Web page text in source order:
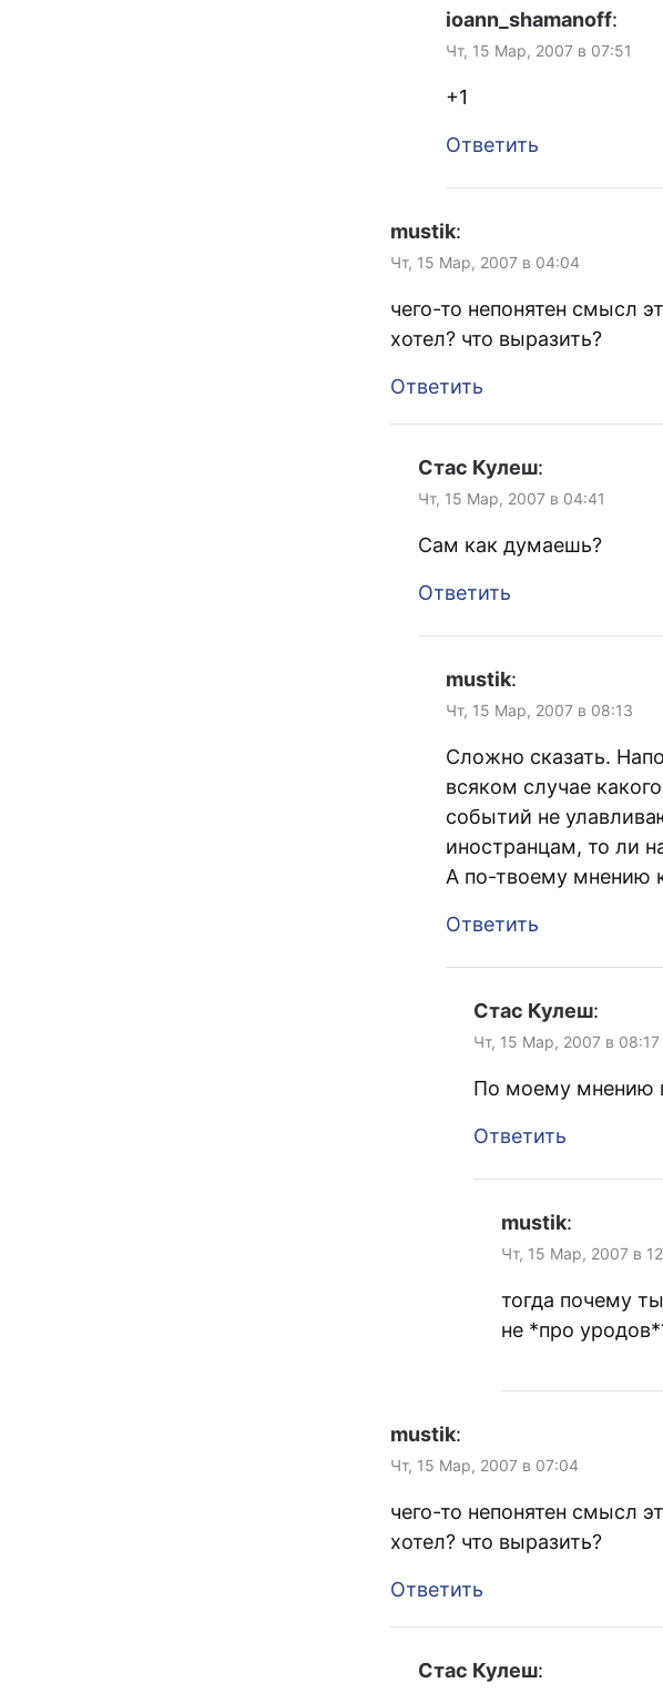
ioann_shamanoff:
Чт, 15 Мар, 2007 в 07:51
+1
Ответить
mustik:
Чт, 15 Мар, 2007 в 04:04
чего-то непонятен смысл
хотел? что выразить?
Ответить
Стас Кулеш:
Чт, 15 Мар, 2007 в 04:41
Сам как думаешь?
Ответить
mustik:
Чт, 15 Мар, 2007 в 08:13
Сложно сказать.
всяком случае
событий не
иностранцам, то ли
А по-твоему мнению
Ответить
Стас Кулеш:
Чт, 15 Мар, 2007 в 08:17
По моему мнению
Ответить
mustik:
Чт, 15 Мар, 2007 в
тогда почему
не *про
mustik:
Чт, 15 Мар, 2007 в 07:04
чего-то непонятен смысл
хотел? что выразить?
Ответить
Стас Кулеш: